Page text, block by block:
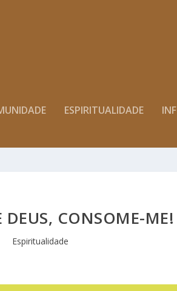
ESPIRITUALIDADE
DEUS, CONSOME-ME!
Espiritualidade